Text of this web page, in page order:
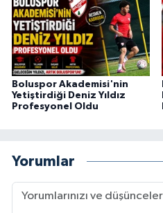
Boluspor Akademisi'nin
Yetiştirdiği Deniz Yıldız
Profesyonel Oldu
Yorumlar